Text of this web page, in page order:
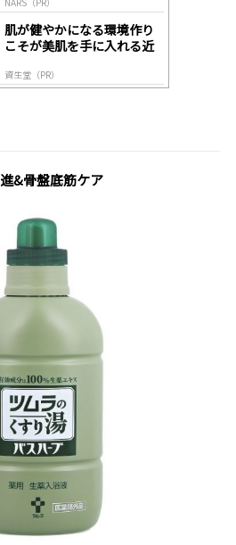
肌が健やかになる環境作り
こそが美肌を手に入れる近
資生堂（PR）
&骨盤底筋ケア